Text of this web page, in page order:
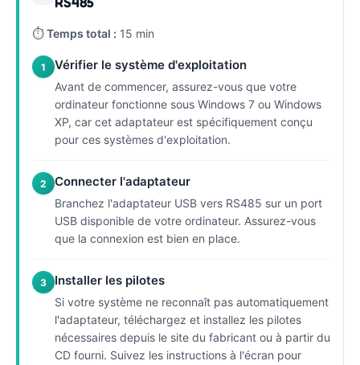
⏱Temps total : 15 min
1 Vérifier le système d'exploitation
Avant de commencer, assurez-vous que votre
ordinateur fonctionne sous Windows 7 ou Windows
XP, car cet adaptateur est spécifiquement conçu
pour ces systèmes d'exploitation.
2 Connecter l'adaptateur
Branchez l'adaptateur USB vers RS485 sur un port
USB disponible de votre ordinateur. Assurez-vous
que la connexion est bien en place.
3 Installer les pilotes
Si votre système ne reconnaît pas automatiquement
l'adaptateur, téléchargez et installez les pilotes
nécessaires depuis le site du fabricant ou à partir du
CD fourni. Suivez les instructions à l'écran pour